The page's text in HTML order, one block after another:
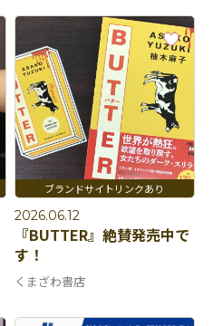
2026.06.12
『BUTTER』絶賛発売中で
す！
くまざわ書店